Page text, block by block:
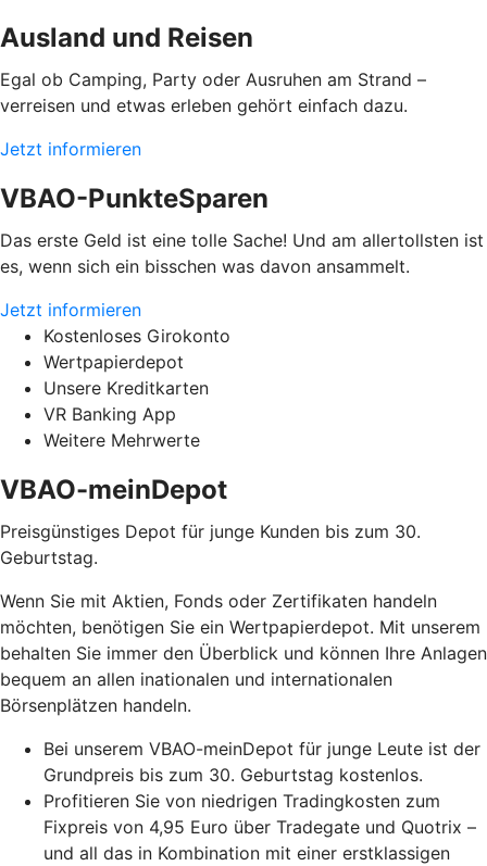
Ausland und Reisen
Egal ob Camping, Party oder Ausruhen am Strand –
verreisen und etwas erleben gehört einfach dazu.
Jetzt informieren
VBAO-PunkteSparen
Das erste Geld ist eine tolle Sache! Und am allertollsten ist
es, wenn sich ein bisschen was davon ansammelt.
Jetzt informieren
Kostenloses Girokonto
Wertpapierdepot
Unsere Kreditkarten
VR Banking App
Weitere Mehrwerte
VBAO-meinDepot
Preisgünstiges Depot für junge Kunden bis zum 30.
Geburtstag.
Wenn Sie mit Aktien, Fonds oder Zertifikaten handeln
möchten, benötigen Sie ein Wertpapierdepot. Mit unserem
behalten Sie immer den Überblick und können Ihre Anlagen
bequem an allen inationalen und internationalen
Börsenplätzen handeln.
Bei unserem VBAO-meinDepot für junge Leute ist der
Grundpreis bis zum 30. Geburtstag kostenlos.
Profitieren Sie von niedrigen Tradingkosten zum
Fixpreis von 4,95 Euro über Tradegate und Quotrix –
und all das in Kombination mit einer erstklassigen